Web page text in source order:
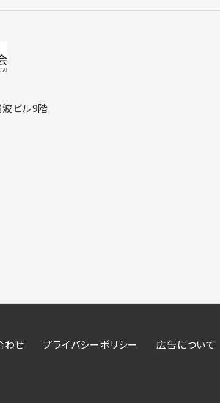
ビル9階
わせ プライバシーポリシー 広告について